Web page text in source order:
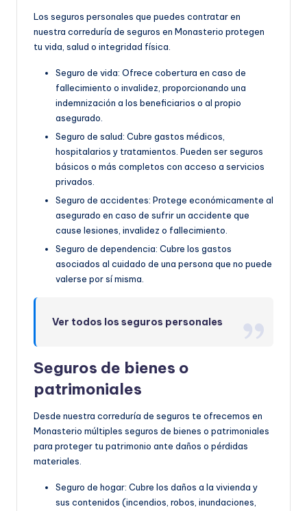
Los seguros personales que puedes contratar en
nuestra correduría de seguros en Monasterio protegen
tu vida, salud o integridad física.
Seguro de vida: Ofrece cobertura en caso de
fallecimiento o invalidez, proporcionando una
indemnización a los beneficiarios o al propio
asegurado.
Seguro de salud: Cubre gastos médicos,
hospitalarios y tratamientos. Pueden ser seguros
básicos o más completos con acceso a servicios
privados.
Seguro de accidentes: Protege económicamente al
asegurado en caso de sufrir un accidente que
cause lesiones, invalidez o fallecimiento.
Seguro de dependencia: Cubre los gastos
asociados al cuidado de una persona que no puede
valerse por sí misma.
Ver todos los seguros personales
Seguros de bienes o
patrimoniales
Desde nuestra correduría de seguros te ofrecemos en
Monasterio múltiples seguros de bienes o patrimoniales
para proteger tu patrimonio ante daños o pérdidas
materiales.
Seguro de hogar: Cubre los daños a la vivienda y
sus contenidos (incendios, robos, inundaciones,